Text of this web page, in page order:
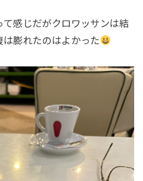
感じだがクロワッサンは結
膨れたのはよかった